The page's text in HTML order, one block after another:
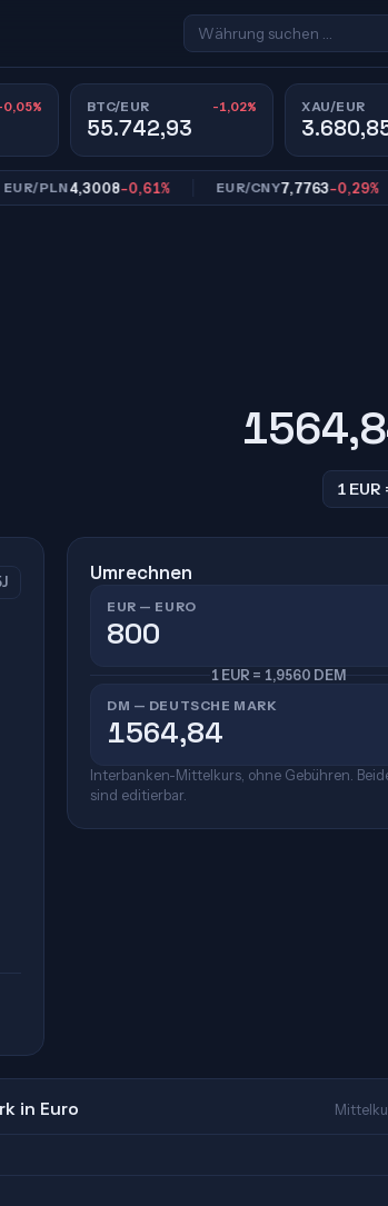
BTC/EUR -1,02%
55.742,93
XAU/EUR
4,3008-0,61% EUR/CNY7,7763-0,29%
1 EUR
Umrechnen
EUR — EURO
1 EUR = 1,9560 DEM
DM — DEUTSCHE MARK
Interbanken-Mittelkurs, ohne Gebühren.
sind editierbar.
in Euro